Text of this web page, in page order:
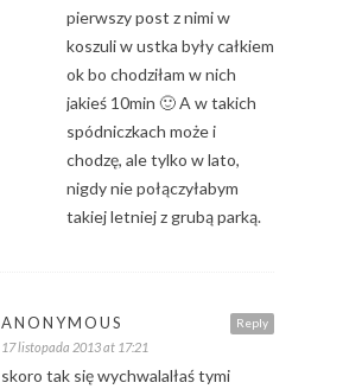
pierwszy post z nimi w
koszuli w ustka były całkiem
ok bo chodziłam w nich
jakieś 10min 🙂 A w takich
spódniczkach może i
chodzę, ale tylko w lato,
nigdy nie połączyłabym
takiej letniej z grubą parką.
Reply
ANONYMOUS
17 listopada 2013 at 17:21
skoro tak się wychwalalłaś tymi